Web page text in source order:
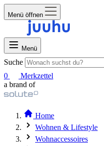
Menü öffnen
Menü
Suche
0
Merkzettel
a brand of
Home
Wohnen & Lifestyle
Wohnaccessoires